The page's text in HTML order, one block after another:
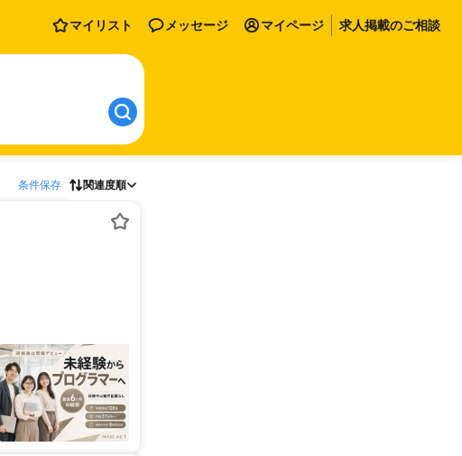
マイリスト メッセージ マイページ 求人掲載のご相談
条件保存 関連度順